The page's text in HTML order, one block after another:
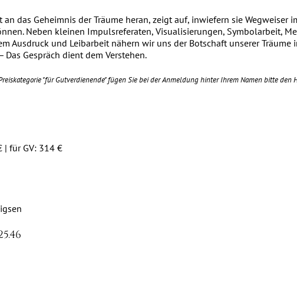
an das Geheimnis der Träume heran, zeigt auf, inwiefern sie Wegweiser
Neben kleinen Impulsreferaten, Visualisierungen, Symbolarbeit,
Ausdruck und Leibarbeit nähern wir uns der Botschaft unserer Träume
Das Gespräch dient dem Verstehen.
"für Gutverdienende" fügen Sie bei der Anmeldung hinter Ihrem Namen bitte den
| für GV: 314 €